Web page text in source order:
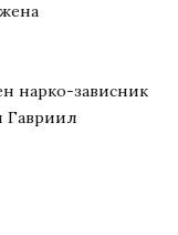
нарко-зависник
Гавриил